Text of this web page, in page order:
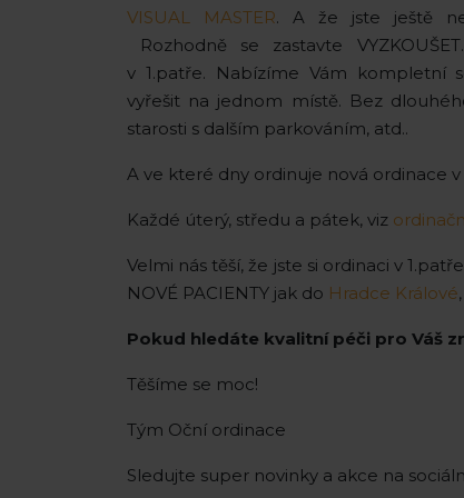
VISUAL MASTER. A že jste ještě
Rozhodně se zastavte
v 1.patře. Nabízíme Vám kompletní
vyřešit na jednom místě. Bez
starosti s dalším parkováním, atd..
A ve které dny ordinuje nová ordinace v
Každé úterý, středu a pátek, viz
Velmi nás těší, že jste si ordinaci v
NOVÉ PACIENTY jak do Hradce Králové,
Pokud hledáte kvalitní péči pro Váš
Těšíme se moc!
Tým Oční ordinace
Sledujte super novinky a akce na